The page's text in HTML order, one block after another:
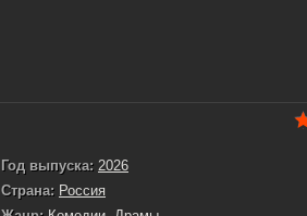
Год выпуска: 2026
Страна: Россия